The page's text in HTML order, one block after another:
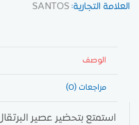
العلامة التجارية: SANTOS
الوصف
مراجعات (0)
استمتع بتحضير عصير